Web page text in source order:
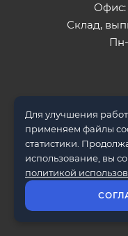
Офис:
Склад,
© ООО
Для улучшения
применяем файлы
статистики.
использование, вы
политикой